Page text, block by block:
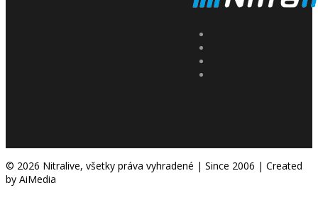
© 2026 Nitralive, všetky práva vyhradené | Since 2006 | Created
by AiMedia